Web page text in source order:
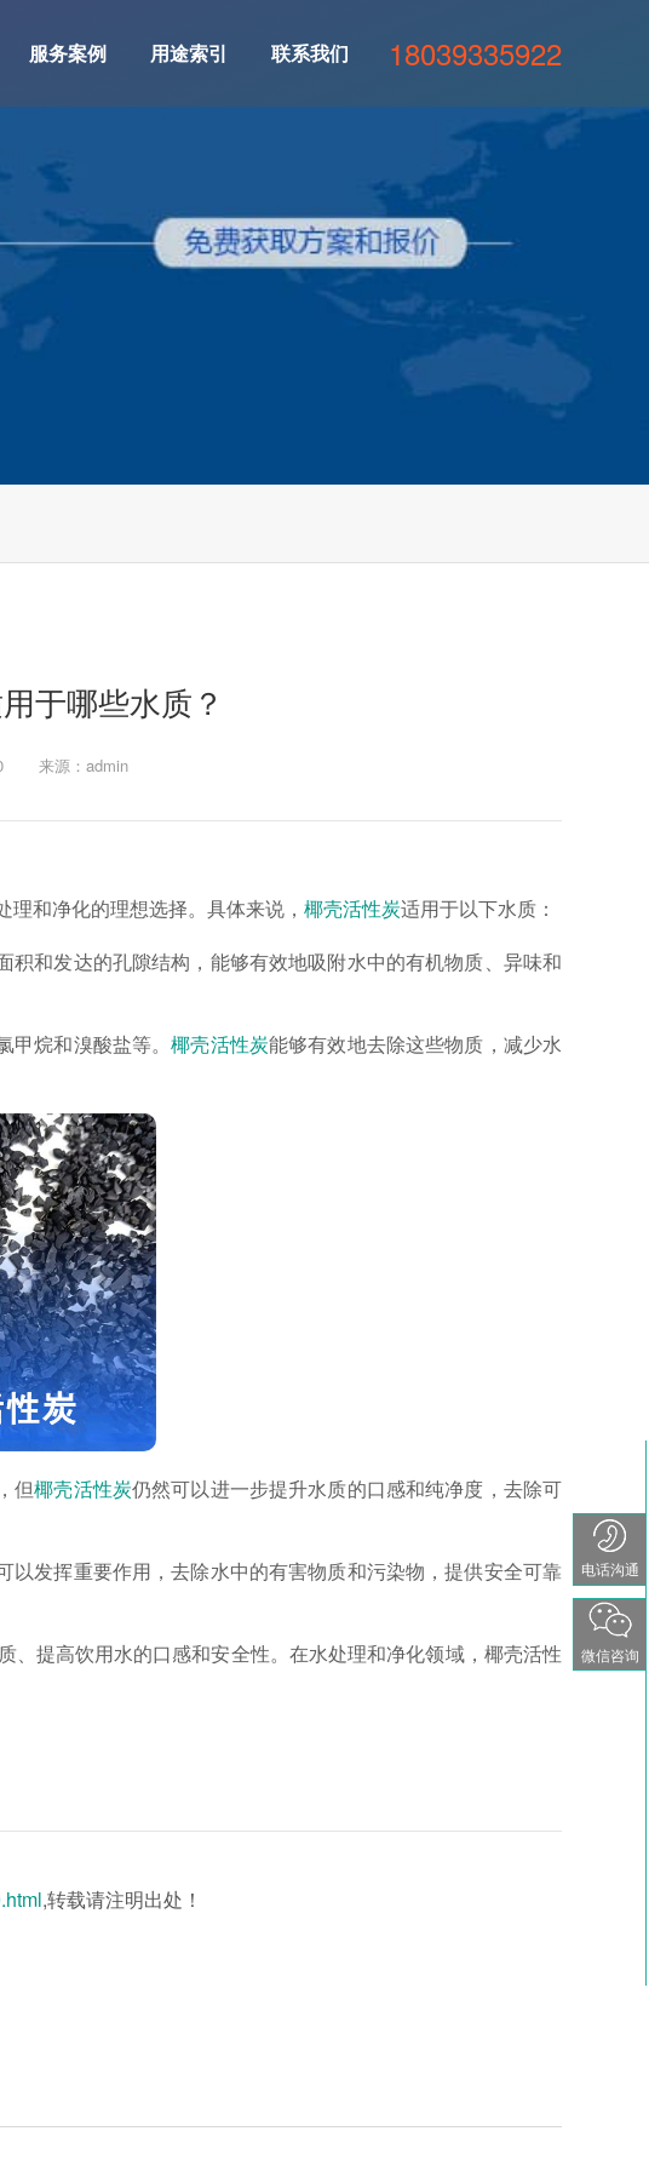
服务案例 用途索引 联系我们 18039335922
于哪些水质？
来源：admin
和净化的理想选择。具体来说， 椰壳活性炭适用于以下水质：
积和发达的孔隙结构，能够有效地吸附水中的有机物质、异味和
甲烷和溴酸盐等。椰壳活性炭能够有效地去除这些物质，减少水
但椰壳活性炭仍然可以进一步提升水质的口感和纯净度，去除可
发挥重要作用，去除水中的有害物质和污染物，提供安全可靠
、提高饮用水的口感和安全性。在水处理和净化领域，椰壳活性
,转载请注明出处！
电话沟通
微信咨询